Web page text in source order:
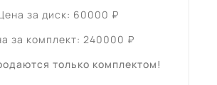
за диск: 60000 ₽
за комплект: 240000 ₽
только комплектом!